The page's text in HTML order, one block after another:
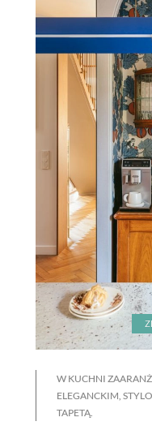
W KUCHNI
ELEGANCKIM,
TAPETĄ.